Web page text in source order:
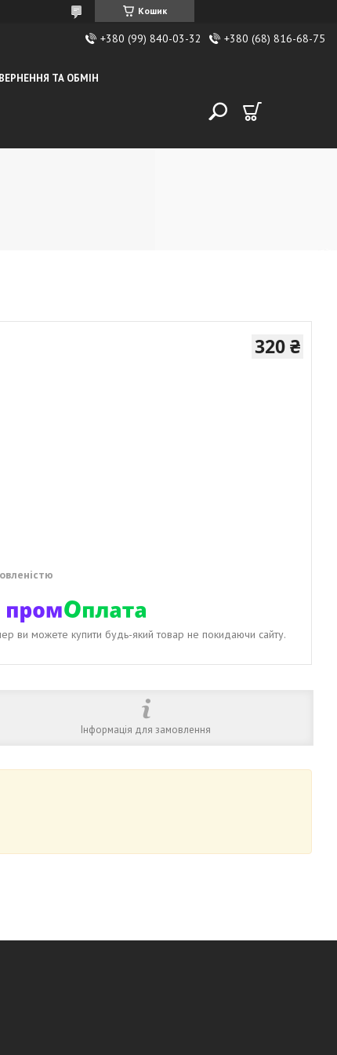
Кошик
+380 (99) 840-03-32 +380 (68) 816-68-75
ТА ОБМІН
320 ₴
ви можете купити будь-який товар не покидаючи сайту.
Інформація для замовлення